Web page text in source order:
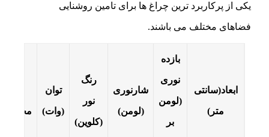
یکی از پرکاربرد ترین چراغ ها برای تامین روشنایی
فضاهای مختلف می باشند.
ابعاد(سانتی
متر)
بازده
نوری
(لومن
بر
شارنوری
(لومن)
رنگ
نور
(کلوین)
توان
(وات) محصول